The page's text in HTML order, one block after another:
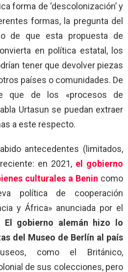
forma de ‘descolonización’ y
formas, la pregunta del
de que esta propuesta de
en política estatal, los
tener que devolver piezas
países o comunidades. De
que de los «procesos de
Urtasun se puedan extraer
a este respecto.
antecedentes (limitados,
en 2021, el gobierno
culturales a Benin como
política de cooperación
y África» anunciada por el
El gobierno alemán hizo lo
del Museo de Berlín al país
como el Británico,
de sus colecciones, pero